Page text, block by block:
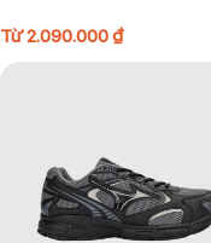
Từ2.090.000₫